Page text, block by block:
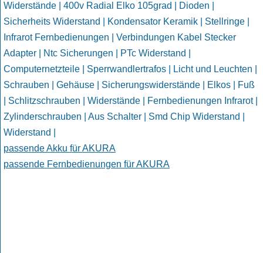
Widerstände | 400v Radial Elko 105grad | Dioden |
Sicherheits Widerstand | Kondensator Keramik | Stellringe |
Infrarot Fernbedienungen | Verbindungen Kabel Stecker
Adapter | Ntc Sicherungen | PTc Widerstand |
Computernetzteile | Sperrwandlertrafos | Licht und Leuchten |
Schrauben | Gehäuse | Sicherungswiderstände | Elkos | Fuß
| Schlitzschrauben | Widerstände | Fernbedienungen Infrarot |
Zylinderschrauben | Aus Schalter | Smd Chip Widerstand |
Widerstand |
passende Akku für AKURA
passende Fernbedienungen für AKURA